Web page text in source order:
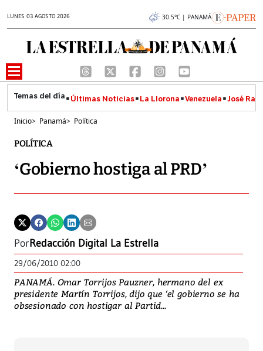
LUNES 03 AGOSTO 2026 30.5°C | PANAMÁ
Últimas Noticias La Llorona Venezuela José
Inicio> Panamá> Política
POLÍTICA
‘Gobierno hostiga al PRD’
PorRedacción Digital La Estrella
29/06/2010 02:00
PANAMÁ. Omar Torrijos Pauzner, hermano del ex
presidente Martín Torrijos, dijo que ‘el gobierno se ha
obsesionado con hostigar al Partid...